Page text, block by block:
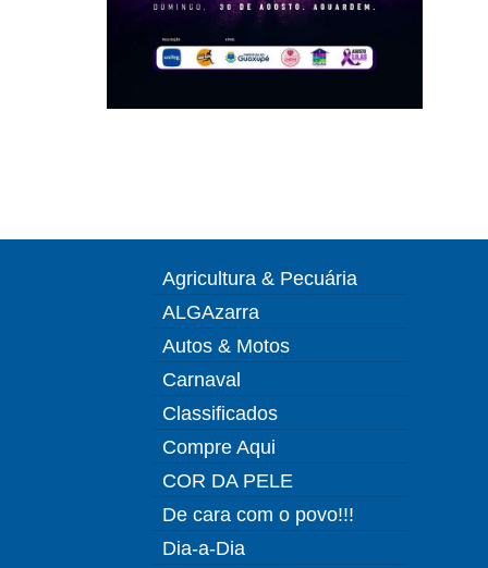
Agricultura & Pecuária
ALGAzarra
Autos & Motos
Carnaval
Classificados
Compre Aqui
COR DA PELE
De cara com o povo!!!
Dia-a-Dia